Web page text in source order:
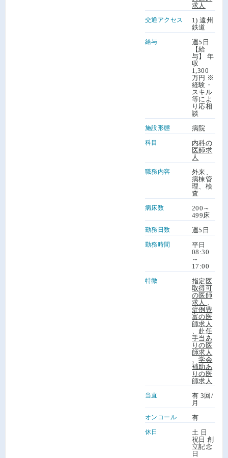
求人
交通アクセス
1) 遠州
鉄道
給与
週5日
【給
与】 年
収
1,300
万円 ※
経験・
スキル
等によ
り応相
談
施設形態 病院
科目
内科の
医師求
人
職務内容
外来、
病棟管
理、検
査
病床数
200～
499床
勤務日数 週5日
勤務時間
平日
08:30
～
17:00
特徴
指定医
取得可
の医師
求人
症例豊
富の医
師求人
赴任
手当あ
りの医
師求人
、学会
補助あ
りの医
師求人
当直
有 3回/
月
オンコール 有
休日
土 日
祝日 創
立記念
日